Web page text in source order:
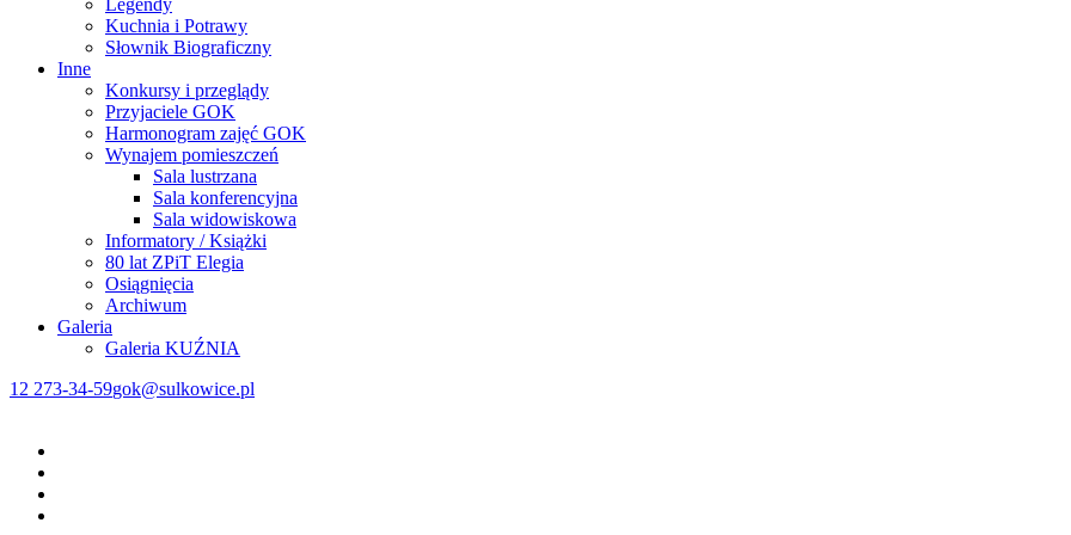
Legendy
Kuchnia i Potrawy
Słownik Biograficzny
Inne
Konkursy i przeglądy
Przyjaciele GOK
Harmonogram zajęć GOK
Wynajem pomieszczeń
Sala lustrzana
Sala konferencyjna
Sala widowiskowa
Informatory / Książki
80 lat ZPiT Elegia
Osiągnięcia
Archiwum
Galeria
Galeria KUŹNIA
12 273-34-59gok@sulkowice.pl